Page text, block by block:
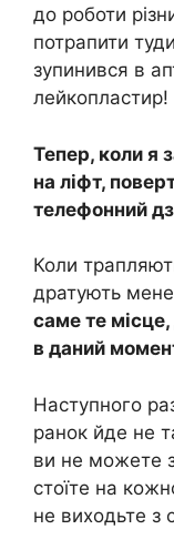
до роботи
потрапити
зупинився в
Тепер, коли я
на ліфт,
телефонний
Коли
дратують
саме те
в даний
Наступного
ранок йде не
ви не можете
стоїте на
не виходьте з